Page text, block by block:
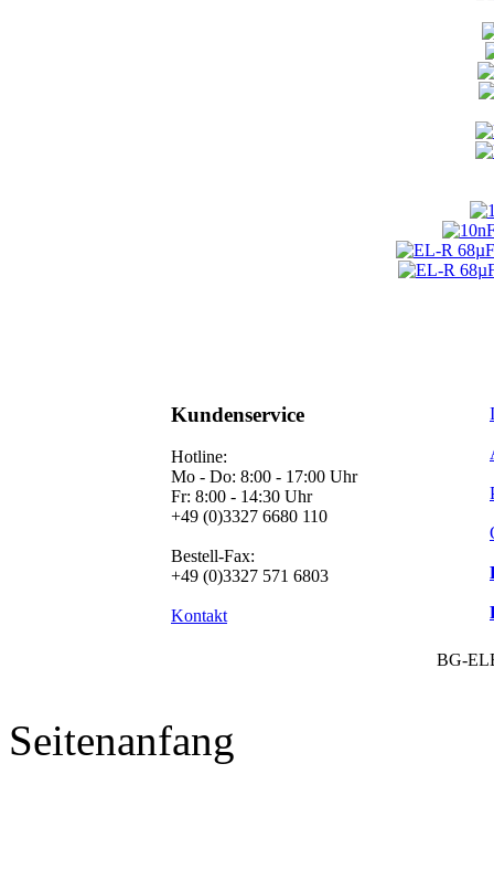
Kundenservice
Hotline:
Mo - Do: 8:00 - 17:00 Uhr
Fr: 8:00 - 14:30 Uhr
+49 (0)3327 6680 110
Bestell-Fax:
+49 (0)3327 571 6803
Kontakt
BG-
Seitenanfang